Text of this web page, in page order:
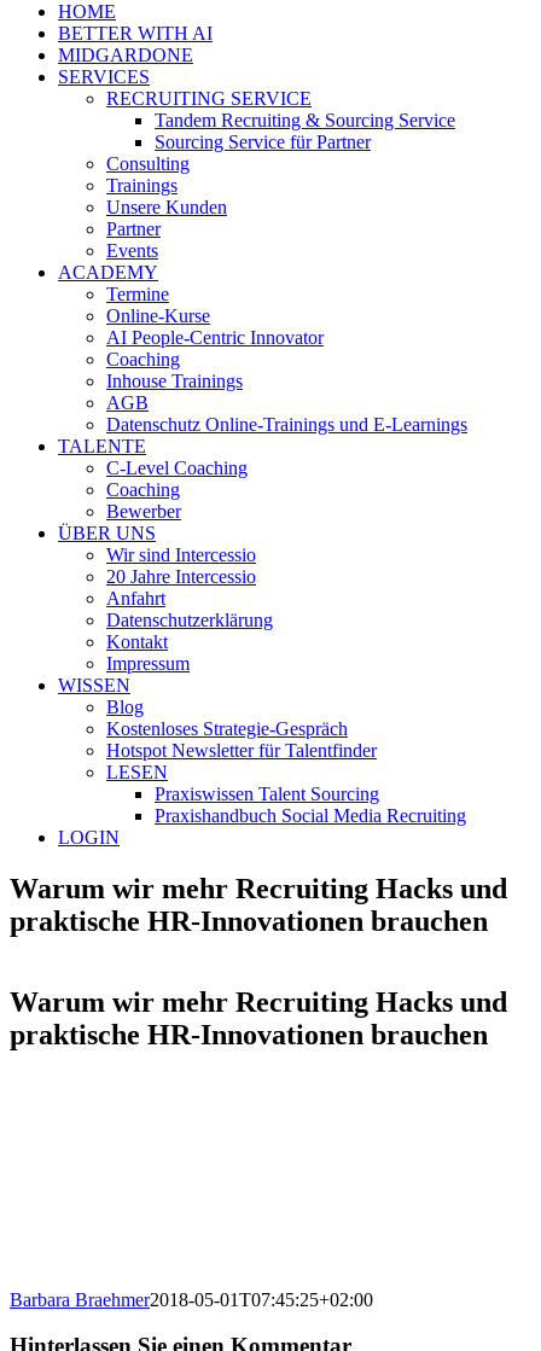
HOME
BETTER WITH AI
MIDGARDONE
SERVICES
RECRUITING SERVICE
Tandem Recruiting & Sourcing Service
Sourcing Service für Partner
Consulting
Trainings
Unsere Kunden
Partner
Events
ACADEMY
Termine
Online-Kurse
AI People-Centric Innovator
Coaching
Inhouse Trainings
AGB
Datenschutz Online-Trainings und E-Learnings
TALENTE
C-Level Coaching
Coaching
Bewerber
ÜBER UNS
Wir sind Intercessio
20 Jahre Intercessio
Anfahrt
Datenschutzerklärung
Kontakt
Impressum
WISSEN
Blog
Kostenloses Strategie-Gespräch
Hotspot Newsletter für Talentfinder
LESEN
Praxiswissen Talent Sourcing
Praxishandbuch Social Media Recruiting
LOGIN
Warum wir mehr Recruiting Hacks und
praktische HR-Innovationen brauchen
Warum wir mehr Recruiting Hacks und
praktische HR-Innovationen brauchen
Barbara Braehmer2018-05-01T07:45:25+02:00